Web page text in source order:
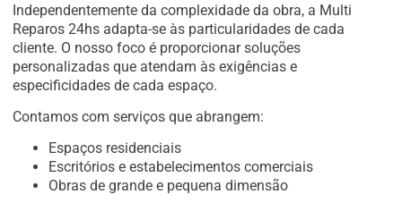
Independentemente da complexidade da obra, a Multi
Reparos 24hs adapta-se às particularidades de cada
cliente. O nosso foco é proporcionar soluções
personalizadas que atendam às exigências e
especificidades de cada espaço.
Contamos com serviços que abrangem:
Espaços residenciais
Escritórios e estabelecimentos comerciais
Obras de grande e pequena dimensão